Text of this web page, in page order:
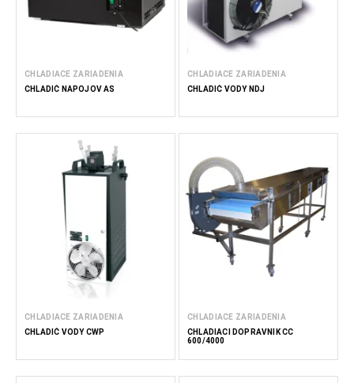
CHLADIACE ZARIADENIA
CHLADIČ NÁPOJOV AS
CHLADIACE ZARIADENIA
CHLADIČ VODY NDJ
CHLADIACE ZARIADENIA
CHLADIČ VODY CWP
CHLADIACE ZARIADENIA
CHLADIACI DOPRAVNÍK CC
600/4000